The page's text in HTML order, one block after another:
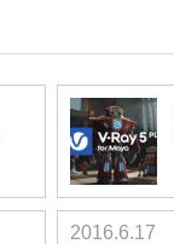
2016.6.17